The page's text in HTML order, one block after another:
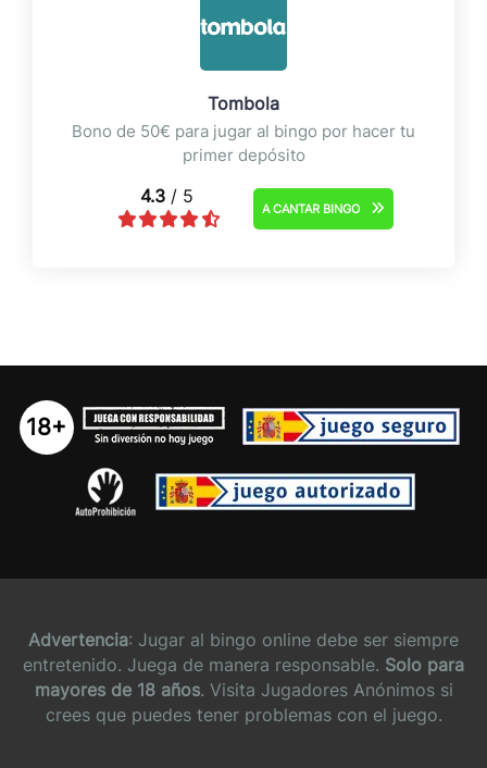
Tombola
Bono de 50€ para jugar al bingo por hacer tu
primer depósito
4.3 / 5
A CANTAR BINGO
18+
Advertencia: Jugar al bingo online debe ser siempre
entretenido. Juega de manera responsable. Solo para
mayores de 18 años. Visita Jugadores Anónimos si
crees que puedes tener problemas con el juego.